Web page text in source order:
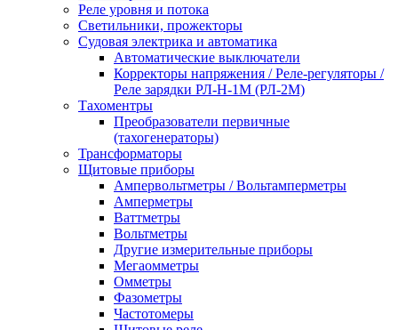
Реле уровня и потока
Светильники, прожекторы
Судовая электрика и автоматика
Автоматические выключатели
Корректоры напряжения / Реле-регуляторы /
Реле зарядки РЛ-Н-1М (РЛ-2М)
Тахоментры
Преобразователи первичные
(тахогенераторы)
Трансформаторы
Щитовые приборы
Ампервольтметры / Вольтамперметры
Амперметры
Ваттметры
Вольтметры
Другие измерительные приборы
Мегаомметры
Омметры
Фазометры
Частотомеры